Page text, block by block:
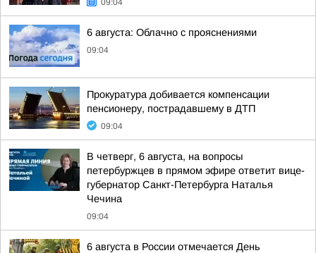
09:04
6 августа: Облачно с прояснениями
09:04
Прокуратура добивается компенсации
пенсионеру, пострадавшему в ДТП
09:04
В четверг, 6 августа, на вопросы
петербуржцев в прямом эфире ответит вице-
губернатор Санкт-Петербурга Наталья
Чечина
09:04
6 августа в России отмечается День